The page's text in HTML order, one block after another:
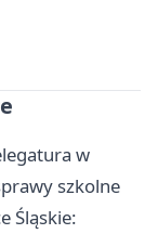
w
szkolne
Śląskie: